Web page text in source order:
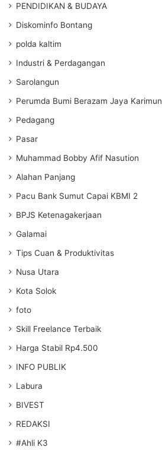
PENDIDIKAN & BUDAYA
Diskominfo Bontang
polda kaltim
Industri & Perdagangan
Sarolangun
Perumda Bumi Berazam Jaya Karimun
Pedagang
Pasar
Muhammad Bobby Afif Nasution
Alahan Panjang
Pacu Bank Sumut Capai KBMI 2
BPJS Ketenagakerjaan
Galamai
Tips Cuan & Produktivitas
Nusa Utara
Kota Solok
foto
Skill Freelance Terbaik
Harga Stabil Rp4.500
INFO PUBLIK
Labura
BIVEST
REDAKSI
#Ahli K3